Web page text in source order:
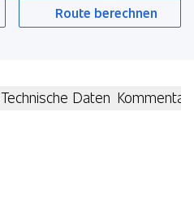
Route berechnen
Technische Daten Kommentar